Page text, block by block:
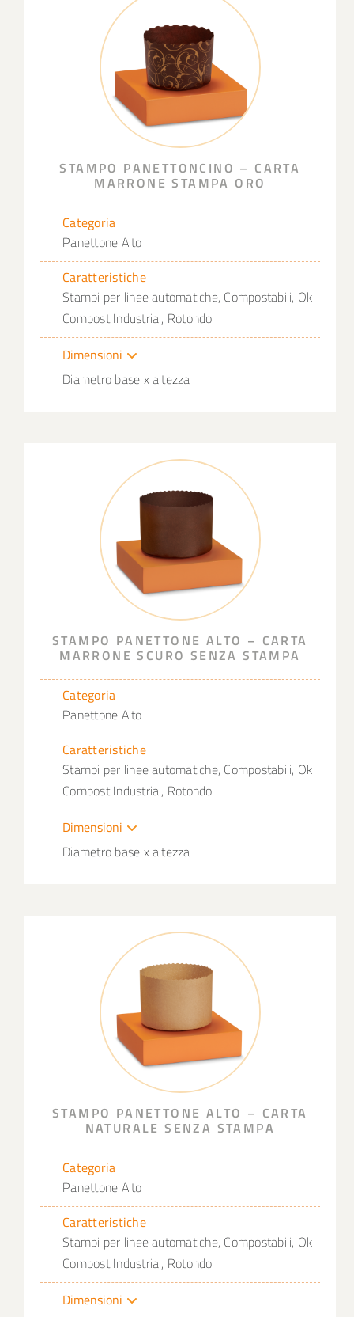
STAMPO PANETTONCINO – CARTA
MARRONE STAMPA ORO
Categoria
Panettone Alto
Caratteristiche
Stampi per linee automatiche, Compostabili, Ok
Compost Industrial, Rotondo
Dimensioni
Diametro base x altezza
STAMPO PANETTONE ALTO – CARTA
MARRONE SCURO SENZA STAMPA
Categoria
Panettone Alto
Caratteristiche
Stampi per linee automatiche, Compostabili, Ok
Compost Industrial, Rotondo
Dimensioni
Diametro base x altezza
STAMPO PANETTONE ALTO – CARTA
NATURALE SENZA STAMPA
Categoria
Panettone Alto
Caratteristiche
Stampi per linee automatiche, Compostabili, Ok
Compost Industrial, Rotondo
Dimensioni